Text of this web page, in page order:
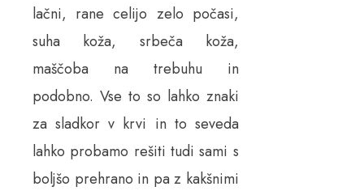
lačni, rane celijo zelo počasi,
suha koža, srbeča koža,
maščoba na trebuhu in
podobno. Vse to so lahko znaki
za sladkor v krvi in to seveda
lahko probamo rešiti tudi sami s
boljšo prehrano in pa z kakšnimi